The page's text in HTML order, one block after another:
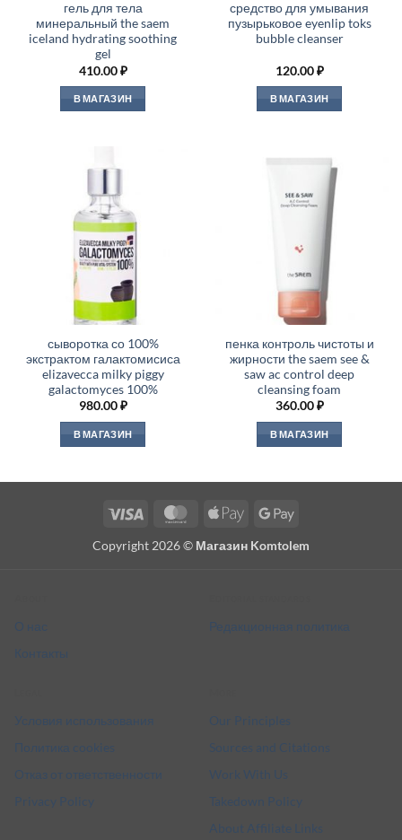
гель для тела
минеральный the saem
iceland hydrating soothing
gel
410.00₽
В МАГАЗИН
средство для умывания
пузырьковое eyenlip toks
bubble cleanser
120.00₽
В МАГАЗИН
сыворотка со 100%
экстрактом галактомисиса
elizavecca milky piggy
galactomyces 100%
980.00₽
В МАГАЗИН
пенка контроль чистоты и
жирности the saem see &
saw ac control deep
cleansing foam
360.00₽
В МАГАЗИН
Visa MasterCardApple
Google
Copyright 2026 © Магазин Komtolem
О нас
Контакты
Редакционная политика
Условия использования
Политика cookies
Отказ от ответственности
Privacy Policy
Our Principles
Sources and Citations
Work With Us
Takedown Policy
About Affiliate Links